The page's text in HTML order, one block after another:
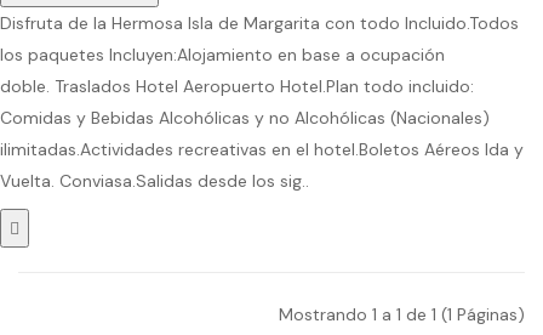
Disfruta de la Hermosa Isla de Margarita con todo Incluido.Todos
los paquetes Incluyen:Alojamiento en base a ocupación
doble. Traslados Hotel Aeropuerto Hotel.Plan todo incluido:
Comidas y Bebidas Alcohólicas y no Alcohólicas (Nacionales)
ilimitadas.Actividades recreativas en el hotel.Boletos Aéreos Ida y
Vuelta. Conviasa.Salidas desde los sig..
Mostrando 1 a 1 de 1 (1 Páginas)